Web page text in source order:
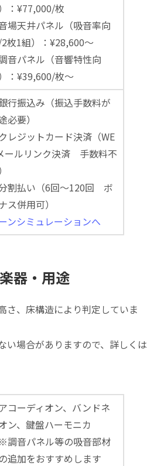
：¥77,000/枚
場天井パネル（吸音率向
2枚1組）：¥28,600～
音パネル（音響特性向
：¥39,600/枚～
行振込み（振込手数料が
必要）
レジットカード決済（WE
ールリンク決済 手数料不
割払い（6回～120回 ボ
ス併用可）
ンシミュレーションへ
器・用途
さ、床構造により判定していま
い場合がありますので、詳しくは
コーディオン、バンドネ
ン、鍵盤ハーモニカ
※調音パネル等の吸音部材
の追加をおすすめします